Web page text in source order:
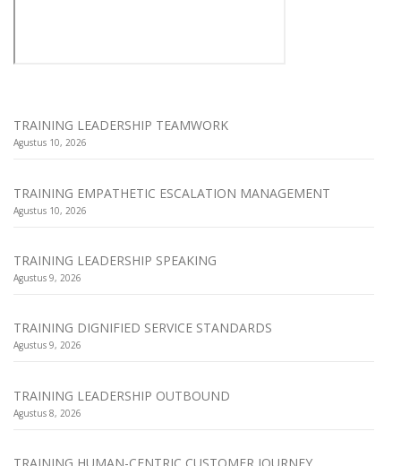
TRAINING LEADERSHIP TEAMWORK
Agustus 10, 2026
TRAINING EMPATHETIC ESCALATION MANAGEMENT
Agustus 10, 2026
TRAINING LEADERSHIP SPEAKING
Agustus 9, 2026
TRAINING DIGNIFIED SERVICE STANDARDS
Agustus 9, 2026
TRAINING LEADERSHIP OUTBOUND
Agustus 8, 2026